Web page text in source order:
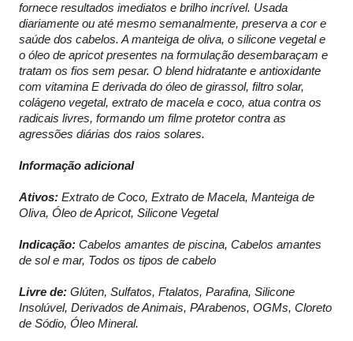
fornece resultados imediatos e brilho incrível. Usada
diariamente ou até mesmo semanalmente, preserva a cor e
saúde dos cabelos. A manteiga de oliva, o silicone vegetal e
o óleo de apricot presentes na formulação desembaraçam e
tratam os fios sem pesar. O blend hidratante e antioxidante
com vitamina E derivada do óleo de girassol, filtro solar,
colágeno vegetal, extrato de macela e coco, atua contra os
radicais livres, formando um filme protetor contra as
agressões diárias dos raios solares.
Informação adicional
Ativos: Extrato de Coco, Extrato de Macela, Manteiga de
Oliva, Óleo de Apricot, Silicone Vegetal
Indicação: Cabelos amantes de piscina, Cabelos amantes
de sol e mar, Todos os tipos de cabelo
Livre de: Glúten, Sulfatos, Ftalatos, Parafina, Silicone
Insolúvel, Derivados de Animais, PArabenos, OGMs, Cloreto
de Sódio, Óleo Mineral.